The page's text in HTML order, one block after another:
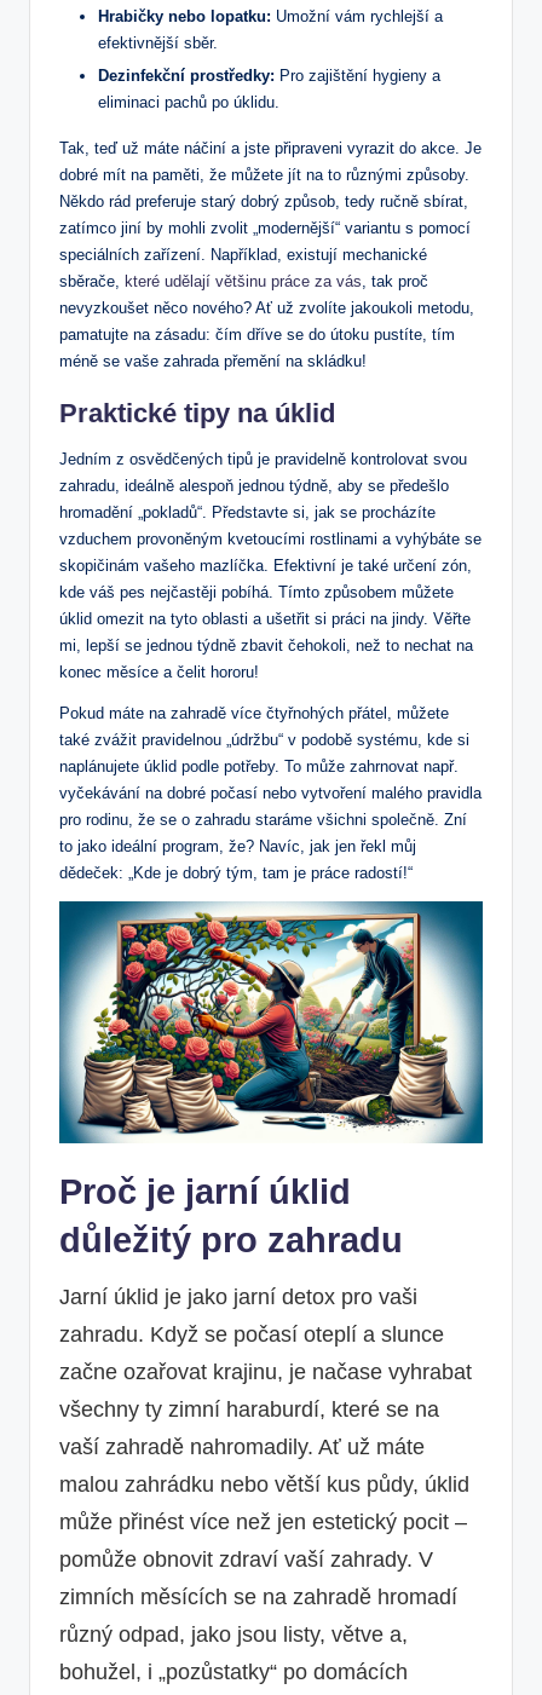
Hrabičky nebo lopatku: Umožní vám rychlejší a
efektivnější sběr.
Dezinfekční prostředky: Pro zajištění hygieny a
eliminaci pachů po úklidu.
Tak, teď už máte náčiní a jste připraveni vyrazit do akce. Je
dobré mít na paměti, že můžete jít na to různými způsoby.
Někdo rád preferuje starý dobrý způsob, tedy ručně sbírat,
zatímco jiní by mohli zvolit „modernější“ variantu s pomocí
speciálních zařízení. Například, existují mechanické
sběrače, které udělají většinu práce za vás, tak proč
nevyzkoušet něco nového? Ať už zvolíte jakoukoli metodu,
pamatujte na zásadu: čím dříve se do útoku pustíte, tím
méně se vaše zahrada přemění na skládku!
Praktické tipy na úklid
Jedním z osvědčených tipů je pravidelně kontrolovat svou
zahradu, ideálně alespoň jednou týdně, aby se předešlo
hromadění „pokladů“. Představte si, jak se procházíte
vzduchem provoněným kvetoucími rostlinami a vyhýbáte se
skopičinám vašeho mazlíčka. Efektivní je také určení zón,
kde váš pes nejčastěji pobíhá. Tímto způsobem můžete
úklid omezit na tyto oblasti a ušetřit si práci na jindy. Věřte
mi, lepší se jednou týdně zbavit čehokoli, než to nechat na
konec měsíce a čelit hororu!
Pokud máte na zahradě více čtyřnohých přátel, můžete
také zvážit pravidelnou „údržbu“ v podobě systému, kde si
naplánujete úklid podle potřeby. To může zahrnovat např.
vyčekávání na dobré počasí nebo vytvoření malého pravidla
pro rodinu, že se o zahradu staráme všichni společně. Zní
to jako ideální program, že? Navíc, jak jen řekl můj
dědeček: „Kde je dobrý tým, tam je práce radostí!“
Proč je jarní úklid
důležitý pro zahradu
Jarní úklid je jako jarní detox pro vaši
zahradu. Když se počasí oteplí a slunce
začne ozařovat krajinu, je načase vyhrabat
všechny ty zimní haraburdí, které se na
vaší zahradě nahromadily. Ať už máte
malou zahrádku nebo větší kus půdy, úklid
může přinést více než jen estetický pocit –
pomůže obnovit zdraví vaší zahrady. V
zimních měsících se na zahradě hromadí
různý odpad, jako jsou listy, větve a,
bohužel, i „pozůstatky“ po domácích